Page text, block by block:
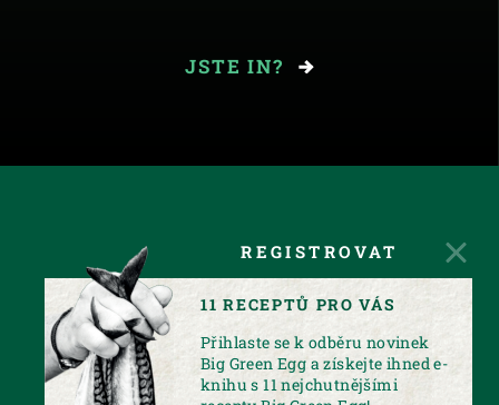
JSTE IN?
REGISTROVAT
11 RECEPTŮ PRO VÁS
Přihlaste se k odběru novinek
Big Green Egg a získejte ihned e-
knihu s 11 nejchutnějšími